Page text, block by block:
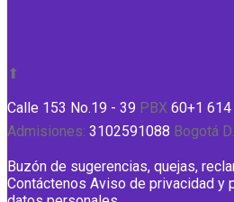
⬆
Calle 153 No.19 - 39 PBX 60+1
Admisiones: 3102591088 Bogotá
Buzón de sugerencias, quejas,
Contáctenos Aviso de privacidad y